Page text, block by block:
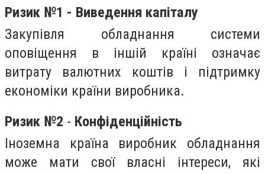
Ризик №1 - Виведення капіталу
Закупівля обладнання системи
оповіщення в іншій країні означає
витрату валютних коштів і підтримку
економіки країни виробника.
Ризик №2 - Конфіденційність
Іноземна країна виробник обладнання
може мати свої власні інтереси, які